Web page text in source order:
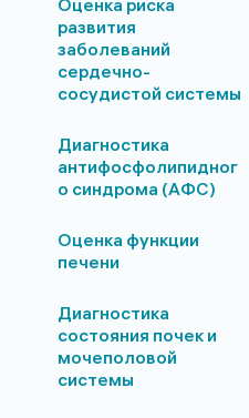
Оценка риска
развития
заболеваний
сердечно-
сосудистой системы
Диагностика
антифосфолипидног
о синдрома (АФС)
Оценка функции
печени
Диагностика
состояния почек и
мочеполовой
системы